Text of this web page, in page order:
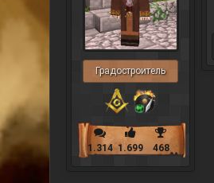
Градостроитель
1.314 1.699 468